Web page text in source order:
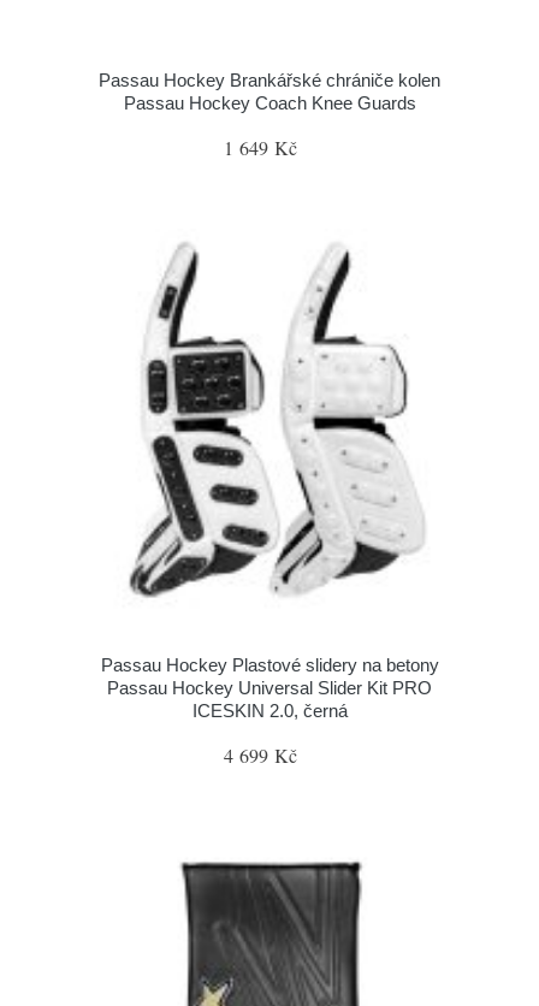
Passau Hockey Brankářské chrániče kolen
Passau Hockey Coach Knee Guards
1 649 Kč
Passau Hockey Plastové slidery na betony
Passau Hockey Universal Slider Kit PRO
ICESKIN 2.0, černá
4 699 Kč